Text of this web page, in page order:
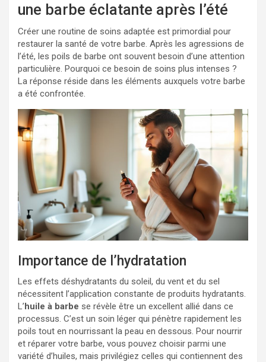
une barbe éclatante après l’été
Créer une routine de soins adaptée est primordial pour
restaurer la santé de votre barbe. Après les agressions de
l’été, les poils de barbe ont souvent besoin d’une attention
particulière. Pourquoi ce besoin de soins plus intenses ?
La réponse réside dans les éléments auxquels votre barbe
a été confrontée.
Importance de l’hydratation
Les effets déshydratants du soleil, du vent et du sel
nécessitent l’application constante de produits hydratants.
L’huile à barbe se révèle être un excellent allié dans ce
processus. C’est un soin léger qui pénètre rapidement les
poils tout en nourrissant la peau en dessous. Pour nourrir
et réparer votre barbe, vous pouvez choisir parmi une
variété d’huiles, mais privilégiez celles qui contiennent des